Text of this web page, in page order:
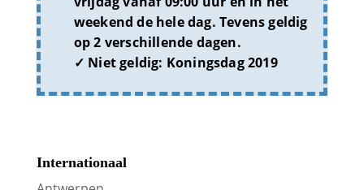
weekend de hele dag. Tevens geldig
op 2 verschillende dagen.
Niet geldig: Koningsdag 2019
Internationaal